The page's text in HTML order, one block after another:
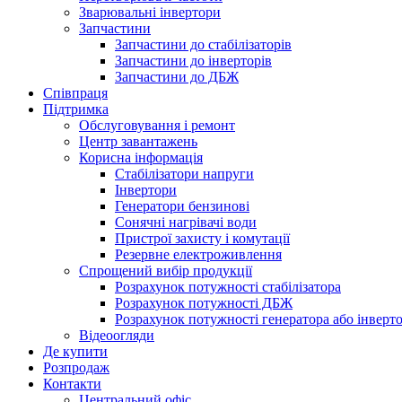
Зварювальні інвертори
Запчастини
Запчастини до стабілізаторів
Запчастини до інверторів
Запчастини до ДБЖ
Співпраця
Підтримка
Обслуговування і ремонт
Центр завантажень
Корисна інформація
Стабілізатори напруги
Інвертори
Генератори бензинові
Сонячні нагрівачі води
Пристрої захисту і комутації
Резервне електроживлення
Спрощений вибір продукції
Розрахунок потужності стабілізатора
Розрахунок потужності ДБЖ
Розрахунок потужності генератора або
Відеоогляди
Де купити
Розпродаж
Контакти